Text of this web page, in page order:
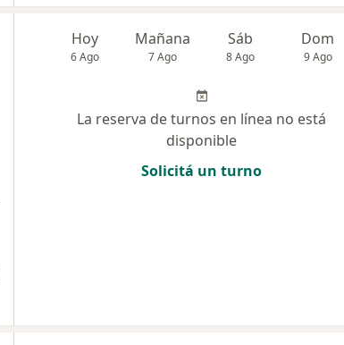
Hoy
6 Ago
Mañana
7 Ago
Sáb
8 Ago
Dom
9 Ago
La reserva de turnos en línea no está
disponible
Solicitá un turno